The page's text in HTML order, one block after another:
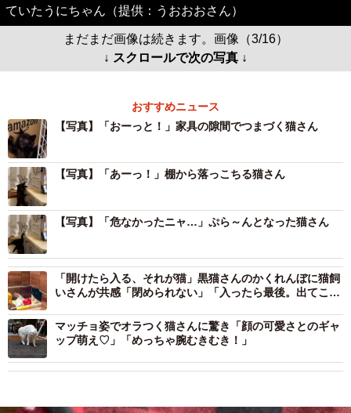
ていたうにちゃん（提供：うおおおさん）
まだまだ画像は続きます。画像（3/16）
↓ スクロールで次の写真 ↓
おすすめニュース
【写真】「おーっと！」家具の隙間でつまづく猫さん
【写真】「あーっ！」棚から落っこちる猫さん
【写真】「危なかったニャ…」ぷら～んとなった猫さん
「開けたら入る、それが猫」黒猫さんのかくれんぼに猫飼
いさんが共感「閉められない」「入ったら最後。出てこな
マッチョ姿でオラつく猫さんに驚き「顔の可愛さとのギャ
ップ萌え♡」「めっちゃ腕むきむき！」